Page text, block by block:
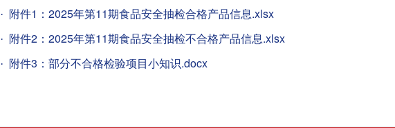
· 附件1：2025年第11期食品安全抽检合格产品信息.xlsx
· 附件2：2025年第11期食品安全抽检不合格产品信息.xlsx
· 附件3：部分不合格检验项目小知识.docx